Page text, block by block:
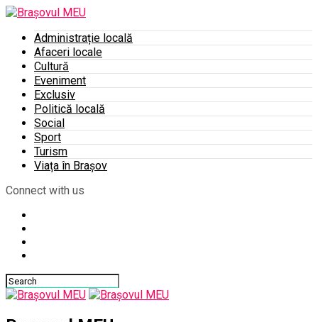
Administrație locală
Afaceri locale
Cultură
Eveniment
Exclusiv
Politică locală
Social
Sport
Turism
Viața în Brașov
Connect with us